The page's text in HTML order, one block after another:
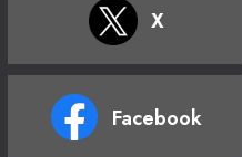
X
Facebook